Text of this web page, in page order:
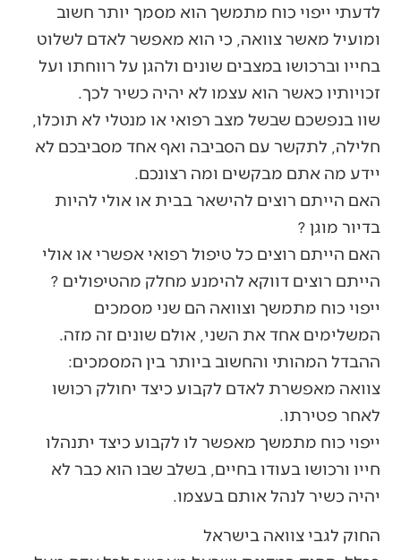
לדעתי ייפוי כוח מתמשך הוא מסמך יותר חשוב
ומועיל מאשר צוואה, כי הוא מאפשר לאדם לשלוט
בחייו וברכושו במצבים שונים ולהגן על רווחתו ועל
זכויותיו כאשר הוא עצמו לא יהיה כשיר לכך.
שוו בנפשכם שבשל מצב רפואי או מנטלי לא תוכלו,
חלילה, לתקשר עם הסביבה ואף אחד מסביבכם לא
יידע מה אתם מבקשים ומה רצונכם.
האם הייתם רוצים להישאר בבית או אולי להיות
בדיור מוגן ?
האם הייתם רוצים כל טיפול רפואי אפשרי או אולי
הייתם רוצים דווקא להימנע מחלק מהטיפולים ?
ייפוי כוח מתמשך וצוואה הם שני מסמכים
המשלימים אחד את השני, אולם שונים זה מזה.
ההבדל המהותי והחשוב ביותר בין המסמכים:
צוואה מאפשרת לאדם לקבוע כיצד יחולק רכושו
לאחר פטירתו.
ייפוי כוח מתמשך מאפשר לו לקבוע כיצד יתנהלו
חייו ורכושו בעודו בחיים, בשלב שבו הוא כבר לא
יהיה כשיר לנהל אותם בעצמו.
החוק לגבי צוואה בישראל